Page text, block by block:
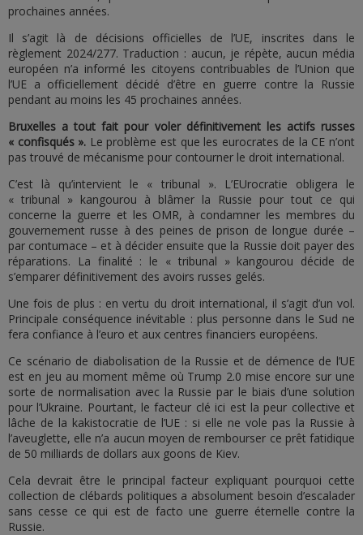
prochaines années.
Il s’agit là de décisions officielles de l’UE, inscrites dans le
règlement 2024/277. Traduction : aucun, je répète, aucun média
européen n’a informé les citoyens contribuables de l’Union que
l’UE a officiellement décidé d’être en guerre contre la Russie
pendant au moins les 45 prochaines années.
Bruxelles a tout fait pour voler définitivement les actifs russes
« confisqués ». Le problème est que les eurocrates de la CE n’ont
pas trouvé de mécanisme pour contourner le droit international.
C’est là qu’intervient le « tribunal ». L’EUrocratie obligera le
« tribunal » kangourou à blâmer la Russie pour tout ce qui
concerne la guerre et les OMR, à condamner les membres du
gouvernement russe à des peines de prison de longue durée –
par contumace – et à décider ensuite que la Russie doit payer des
réparations. La finalité : le « tribunal » kangourou décide de
s’emparer définitivement des avoirs russes gelés.
Une fois de plus : en vertu du droit international, il s’agit d’un vol.
Principale conséquence inévitable : plus personne dans le Sud ne
fera confiance à l’euro et aux centres financiers européens.
Ce scénario de diabolisation de la Russie et de démence de l’UE
est en jeu au moment même où Trump 2.0 mise encore sur une
sorte de normalisation avec la Russie par le biais d’une solution
pour l’Ukraine. Pourtant, le facteur clé ici est la peur collective et
lâche de la kakistocratie de l’UE : si elle ne vole pas la Russie à
l’aveuglette, elle n’a aucun moyen de rembourser ce prêt fatidique
de 50 milliards de dollars aux goons de Kiev.
Cela devrait être le principal facteur expliquant pourquoi cette
collection de clébards politiques a absolument besoin d’escalader
sans cesse ce qui est de facto une guerre éternelle contre la
Russie.